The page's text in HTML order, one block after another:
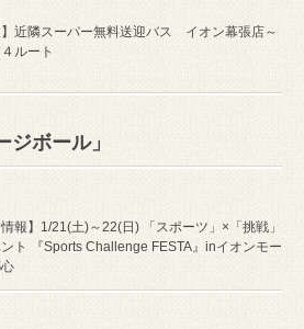
】近隣スーパー無料送迎バス イオン幕張店～
ルート
ジボール」
情報】1/21(土)～22(日) 「スポーツ」×「挑戦」
ト 『Sports Challenge FESTA』inイオンモー